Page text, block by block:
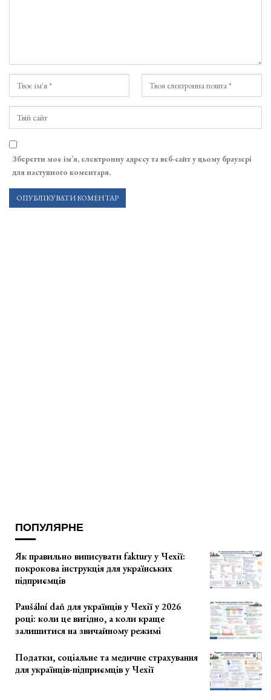
Зберегти моє ім’я, електронну адресу та веб-сайт у цьому браузері
для наступного коментаря.
ПОПУЛЯРНЕ
Як правильно виписувати faktury у Чехії:
покрокова інструкція для українських
підприємців
Paušální daň для українців у Чехії у 2026
році: коли це вигідно, а коли краще
залишитися на звичайному режимі
Податки, соціальне та медичне страхування
для українців-підприємців у Чехії